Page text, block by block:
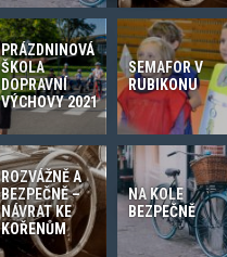
PRÁZDNINOVÁ
ŠKOLA
DOPRAVNÍ
VÝCHOVY 2021
SEMAFOR V
RUBIKONU
ROZVÁŽNĚ A
BEZPEČNĚ –
NÁVRAT KE
KOŘENŮM
NA KOLE
BEZPEČNĚ